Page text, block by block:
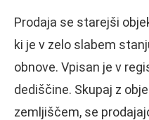
Prodaja se starejši
ki je v zelo slabem
obnove. Vpisan je v
dediščine. Skupaj z
zemljiščem, se